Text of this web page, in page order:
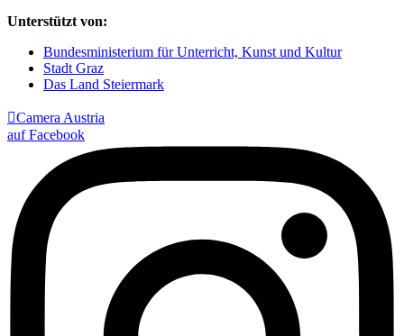
Unterstützt von:
Bundesministerium für Unterricht, Kunst und Kultur
Stadt Graz
Das Land Steiermark
Camera Austria
auf Facebook